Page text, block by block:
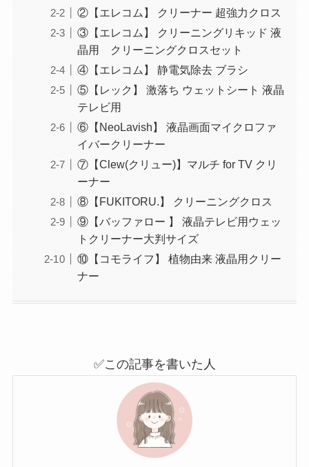
②【エレコム】 クリーナー 超強力クロス
③【エレコム】 クリーニングリキッド 液
晶用 クリーニングクロスセット
④【エレコム】 静電気除去 ブラシ
⑤【レック】 激落ち ウェットシート 液晶
テレビ用
⑥【NeoLavish】 液晶画面マイクロファ
イバークリーナー
⑦【Clew(クリュー)】マルチ for TV クリ
ーナー
⑧【FUKITORU.】 クリーニングクロス
⑨【バッファロー 】 液晶テレビ用ウェッ
トクリーナー大判サイズ
⑩【コモライフ】 植物由来 液晶用クリー
ナー
✅この記事を書いた人